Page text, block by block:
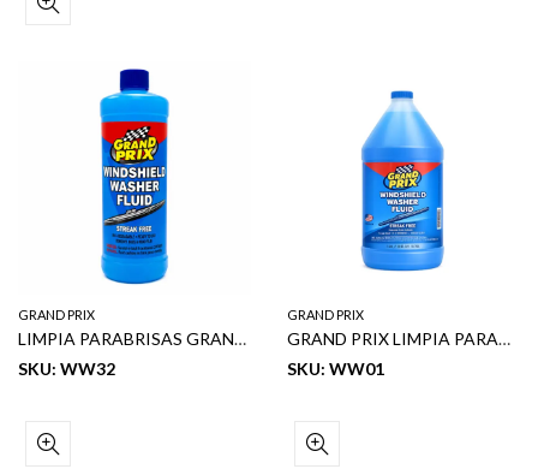
GRAND PRIX
LIMPIA PARABRISAS GRAND PRIX 32 OZ
SKU: WW32
GRAND PRIX
GRAND PRIX LIMPIA PARABRISA 1GL
SKU: WW01